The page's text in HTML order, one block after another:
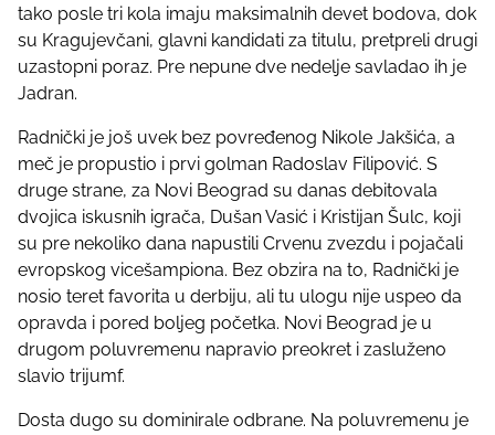
t
h
i
s
o
s
t
o
n
:
tako posle tri kola imaju maksimalnih devet bodova, dok
su Kragujevčani, glavni kandidati za titulu, pretpreli drugi
uzastopni poraz. Pre nepune dve nedelje savladao ih je
Jadran.
Radnički je još uvek bez povređenog Nikole Jakšića, a
meč je propustio i prvi golman Radoslav Filipović. S
druge strane, za Novi Beograd su danas debitovala
dvojica iskusnih igrača, Dušan Vasić i Kristijan Šulc, koji
su pre nekoliko dana napustili Crvenu zvezdu i pojačali
evropskog vicešampiona. Bez obzira na to, Radnički je
nosio teret favorita u derbiju, ali tu ulogu nije uspeo da
opravda i pored boljeg početka. Novi Beograd je u
drugom poluvremenu napravio preokret i zasluženo
slavio trijumf.
Dosta dugo su dominirale odbrane. Na poluvremenu je